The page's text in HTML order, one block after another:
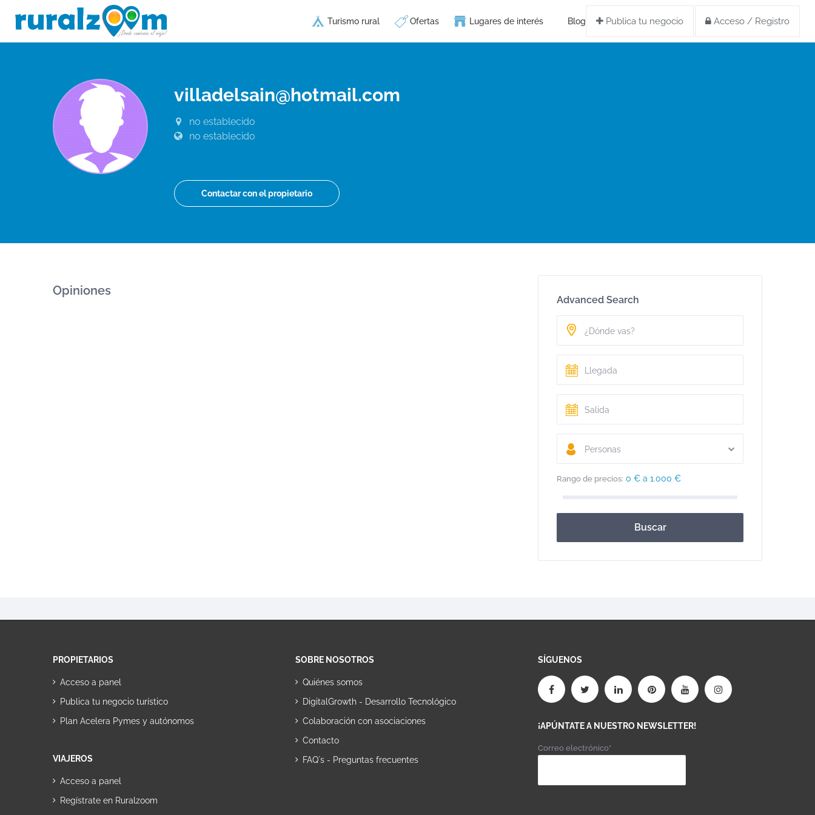
Publica tu negocio Acceso / Registro
Turismo rural Ofertas Lugares de interés Blog
villadelsain@hotmail.com
no establecido
no establecido
Contactar con el propietario
Opiniones
Advanced Search
Personas
Rango de precios: 0 € a 1.000 €
Buscar
PROPIETARIOS
Acceso a panel
Publica tu negocio turístico
Plan Acelera Pymes y autónomos
VIAJEROS
Acceso a panel
Regístrate en Ruralzoom
SOBRE NOSOTROS
Quiénes somos
DigitalGrowth - Desarrollo Tecnológico
Colaboración con asociaciones
Contacto
FAQ´s - Preguntas frecuentes
SÍGUENOS
¡APÚNTATE A NUESTRO NEWSLETTER!
Correo electrónico*